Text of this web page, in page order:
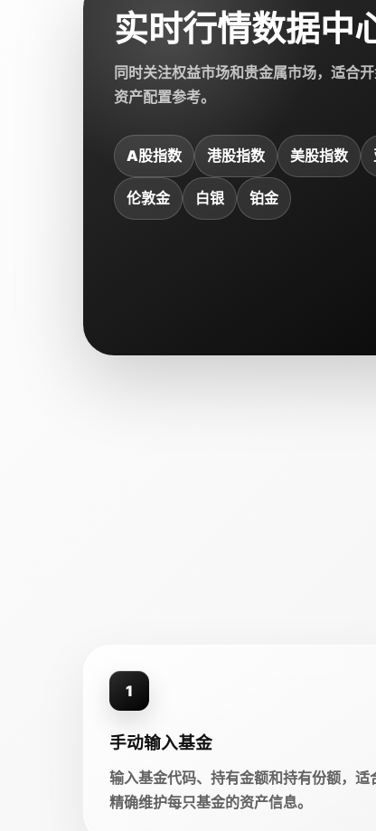
实时行情数据中
同时关注权益市场和贵金属市场，适合
资产配置参考。
A股指数 港股指数 美股指数
伦敦金 白银 铂金
1
手动输入基金
输入基金代码、持有金额和持有份额，适
精确维护每只基金的资产信息。